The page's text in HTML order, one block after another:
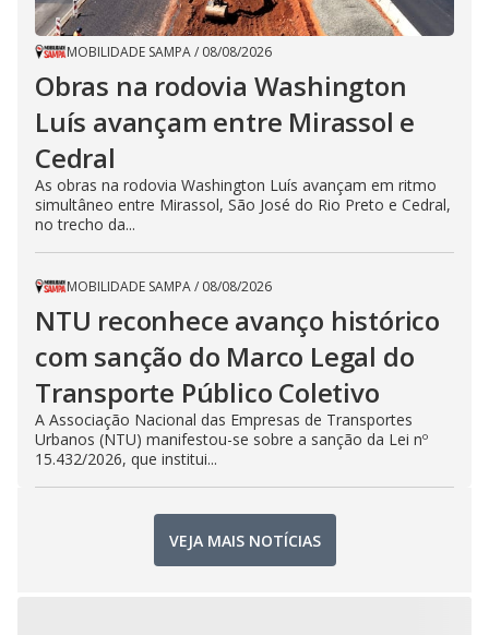
MOBILIDADE SAMPA/ 08/08/2026
Obras na rodovia Washington
Luís avançam entre Mirassol e
Cedral
As obras na rodovia Washington Luís avançam em ritmo
simultâneo entre Mirassol, São José do Rio Preto e Cedral,
no trecho da...
MOBILIDADE SAMPA/ 08/08/2026
NTU reconhece avanço histórico
com sanção do Marco Legal do
Transporte Público Coletivo
A Associação Nacional das Empresas de Transportes
Urbanos (NTU) manifestou-se sobre a sanção da Lei nº
15.432/2026, que institui...
VEJA MAIS NOTÍCIAS